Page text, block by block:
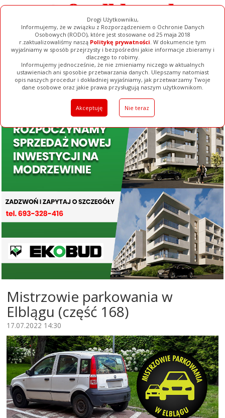
Drogi Użytkowniku,
Informujemy, że w związku z Rozporządzeniem o Ochronie Danych
Osobowych (RODO), które jest stosowane od 25 maja 2018
r.zaktualizowaliśmy naszą Politykę prywatności. W dokumencie tym
wyjaśniamy w sposób przejrzysty i bezpośredni jakie informacje zbieramy i
dlaczego to robimy.
Informujemy jednocześnie, że nie zmieniamy niczego w aktualnych
ustawieniach ani sposobie przetwarzania danych. Ulepszamy natomiast
opis naszych procedur i dokładniej wyjaśniamy, jak przetwarzamy Twoje
dane osobowe oraz jakie prawa przysługują naszym użytkownikom.
Akceptuję Nie teraz
Ogłoszenia Filmy Galerie Baza Firm Pełna Wersja
Mistrzowie parkowania w
Elblągu (część 168)
17.07.2022 14:30